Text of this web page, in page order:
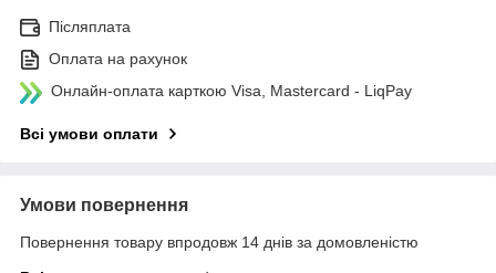
Післяплата
Оплата на рахунок
Онлайн-оплата карткою Visa, Mastercard - LiqPay
Всі умови оплати
Умови повернення
Повернення товару впродовж 14 днів за домовленістю